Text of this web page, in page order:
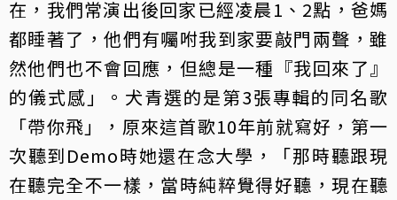
在，我們常演出後回家已經凌晨1、2點，爸媽
都睡著了，他們有囑咐我到家要敲門兩聲，雖
然他們也不會回應，但總是一種『我回來了』
的儀式感」。犬青選的是第3張專輯的同名歌
「帶你飛」，原來這首歌10年前就寫好，第一
次聽到Demo時她還在念大學，「那時聽跟現
在聽完全不一樣，當時純粹覺得好聽，現在聽